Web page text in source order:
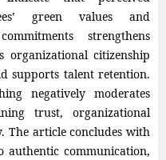
green values and
strengthens
organizational citizenship
supports talent retention.
negatively moderates
trust, organizational
The article concludes with
authentic communication,